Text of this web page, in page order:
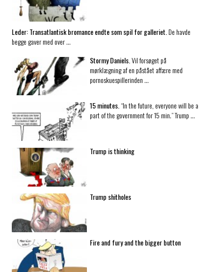
Leder:Transatlantisk bromance endte som spil for galleriet.De havde
begge gaver med over …
Stormy Daniels. Vil forsøget på
mørklægning af en påstået affære med
pornoskuespillerinden …
15 minutes.“In the future, everyone will be a
part of the government for 15 min.” Trump …
Trump is thinking
Trump shitholes
Fire and fury and the bigger button